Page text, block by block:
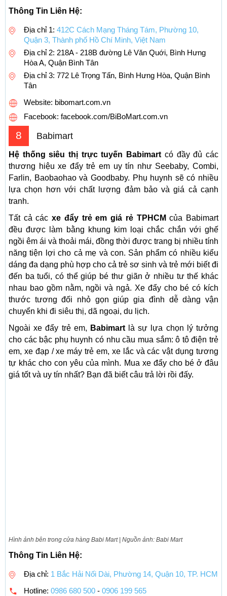
Thông Tin Liên Hệ:
Địa chỉ 1: 412C Cách Mạng Tháng Tám, Phường 10,
Quận 3, Thành phố Hồ Chí Minh, Việt Nam
Địa chỉ 2: 218A - 218B đường Lê Văn Quới, Bình Hưng
Hòa A, Quận Bình Tân
Địa chỉ 3: 772 Lê Trọng Tấn, Bình Hưng Hòa, Quận Bình
Tân
Website: bibomart.com.vn
Facebook: facebook.com/BiBoMart.com.vn
8 Babimart
Hệ thống siêu thị trực tuyến Babimart có đầy đủ các
thương hiệu xe đẩy trẻ em uy tín như Seebaby, Combi,
Farlin, Baobaohao và Goodbaby. Phụ huynh sẽ có nhiều
lựa chọn hơn với chất lượng đảm bảo và giá cả cạnh
tranh.
Tất cả cácxe đẩy trẻ em giá rẻ TPHCM của Babimart
đều được làm bằng khung kim loại chắc chắn với ghế
ngồi êm ái và thoải mái, đồng thời được trang bị nhiều tính
năng tiện lợi cho cả mẹ và con. Sản phẩm có nhiều kiểu
dáng đa dạng phù hợp cho cả trẻ sơ sinh và trẻ mới biết đi
đến ba tuổi, có thể giúp bé thư giãn ở nhiều tư thế khác
nhau bao gồm nằm, ngồi và ngả. Xe đẩy cho bé có kích
thước tương đối nhỏ gọn giúp gia đình dễ dàng vận
chuyển khi đi siêu thị, dã ngoại, du lịch.
Ngoài xe đẩy trẻ em, Babimartlà sự lựa chọn lý tưởng
cho các bậc phụ huynh có nhu cầu mua sắm: ô tô điện trẻ
em, xe đạp / xe máy trẻ em, xe lắc và các vật dụng tương
tự khác cho con yêu của mình. Mua xe đẩy cho bé ở đâu
giá tốt và uy tín nhất? Bạn đã biết câu trả lời rồi đấy.
Hình ảnh bên trong cửa hàng Babi Mart | Nguồn ảnh: Babi Mart
Thông Tin Liên Hệ:
Địa chỉ: 1 Bắc Hải Nối Dài, Phường 14, Quận 10, TP. HCM
Hotline: 0986 680 500 - 0906 199 565